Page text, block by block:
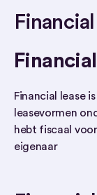
Financial lease
leasevormen
hebt fiscaal
eigenaar